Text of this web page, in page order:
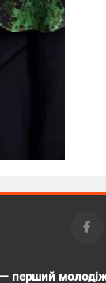
— перший